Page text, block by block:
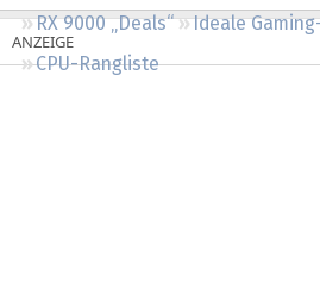
RX 9000 „Deals“
Ideale
CPU-Rangliste